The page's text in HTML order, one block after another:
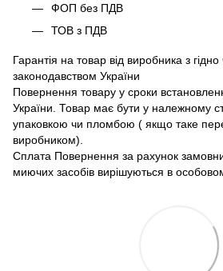
ФОП без ПДВ
ТОВ з ПДВ
Гарантія на товар від виробника з
законодавством України
Повернення товару у сроки
України. Товар має бути у належному
упаковкою чи пломбою ( якщо таке
виробником).
Сплата Повернення за рахунок
миючих засобів вирішуються в